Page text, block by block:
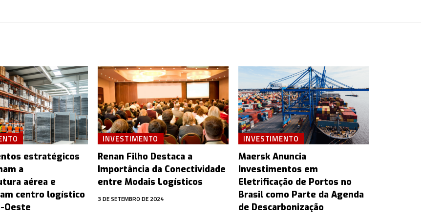
estratégicos
a
aérea e
centro logístico
Oeste
INVESTIMENTO
Renan Filho Destaca a
Importância da Conectividade
entre Modais Logísticos
3 DE SETEMBRO DE 2024
INVESTIMENTO
Maersk Anuncia
Investimentos em
Eletrificação de Portos no
Brasil como Parte da Agenda
de Descarbonização